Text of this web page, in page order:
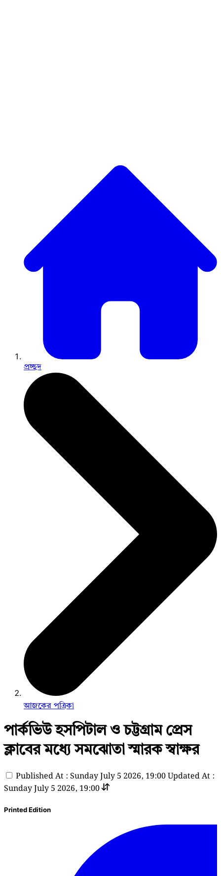
প্রচ্ছদ
আজকের পত্রিকা
পার্কভিউ হসপিটাল ও চট্টগ্রাম প্রেস
ক্লাবের মধ্যে সমঝোতা স্মারক স্বাক্ষর
Published At : Sunday July 5 2026, 19:00Updated At :
Sunday July 5 2026, 19:00
Printed Edition